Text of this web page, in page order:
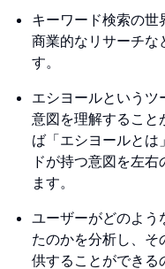
キーワード検索の
商業的なリサーチな
す。
エシヨールというツ
意図を理解すること
ば「エシヨールとは
ドが持つ意図を左
ます。
ユーザーがどのよう
たのかを分析し、そ
供することができる